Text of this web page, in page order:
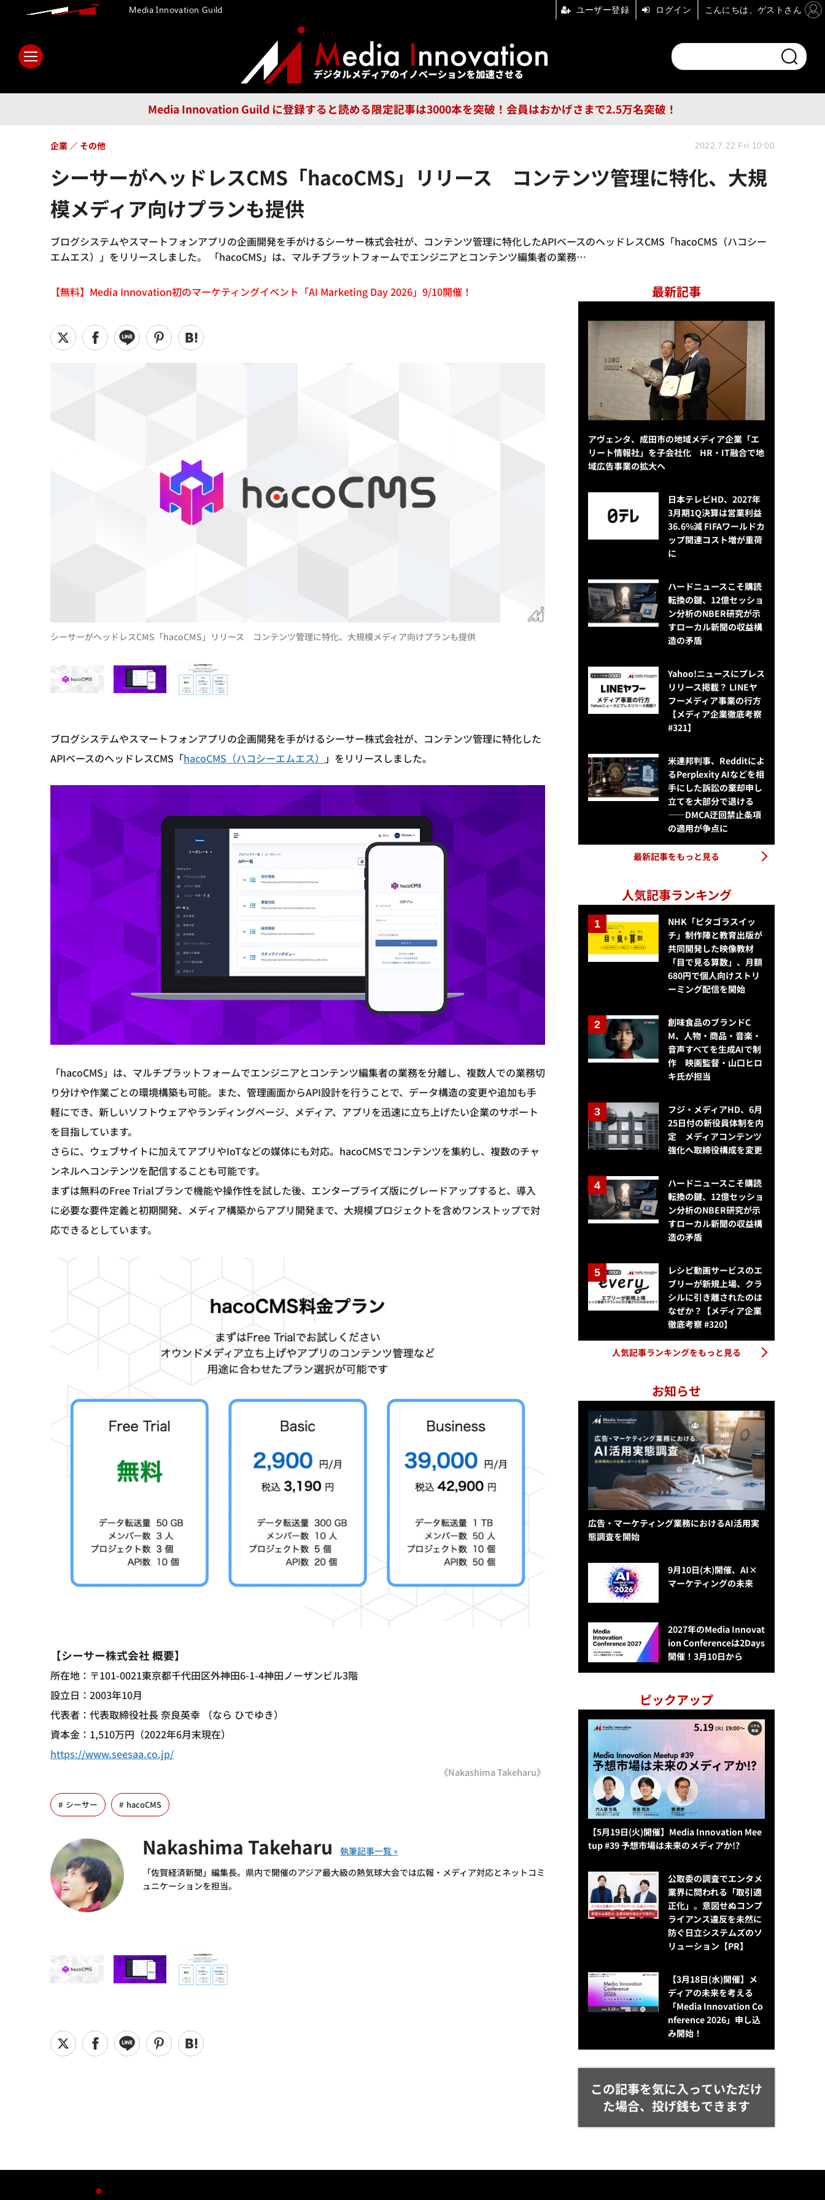
Media Innovation Guild に登録すると読める限定記事は3000本を突破！会員はおかげさまで2.5万名突破！
メディア テクノロジー 広告 企業 特集 ブランドチャンネル
フォーエム その他
シーサーがヘッドレスCMS「hacoCMS」リリース コンテンツ管理に特化、大規
模メディア向けプランも提供
ブログシステムやスマートフォンアプリの企画開発を手がけるシーサー株式会社が、コンテンツ管理に特化したAPIベースのヘッドレスCMS「hacoCMS（ハコシー
エムエス）」をリリースしました。 「hacoCMS」は、マルチプラットフォームでエンジニアとコンテンツ編集者の業務…
企業 その他 2022.7.22 Fri 10:00
【無料】Media Innovation初のマーケティングイベント「AI Marketing Day 2026」9/10開催！
シーサーがヘッドレスCMS「hacoCMS」リリース コンテンツ管理に特化、大規模メディア向けプランも提供
ブログシステムやスマートフォンアプリの企画開発を手がけるシーサー株式会社が、コンテンツ管理に特化した
APIベースのヘッドレスCMS「hacoCMS（ハコシーエムエス） 」をリリースしました。
「hacoCMS」は、マルチプラットフォームでエンジニアとコンテンツ編集者の業務を分離し、複数人での業務切
り分けや作業ごとの環境構築も可能。また、管理画面からAPI設計を行うことで、データ構造の変更や追加も手
軽にでき、新しいソフトウェアやランディングページ、メディア、アプリを迅速に立ち上げたい企業のサポート
を目指しています。
さらに、ウェブサイトに加えてアプリやIoTなどの媒体にも対応。hacoCMSでコンテンツを集約し、複数のチャ
ンネルへコンテンツを配信することも可能です。
まずは無料のFree Trialプランで機能や操作性を試した後、エンタープライズ版にグレードアップすると、導入
に必要な要件定義と初期開発、メディア構築からアプリ開発まで、大規模プロジェクトを含めワンストップで対
応できるとしています。
【シーサー株式会社 概要】
所在地：〒101-0021東京都千代田区外神田6-1-4神田ノーザンビル3階
設立日：2003年10月
代表者：代表取締役社長 奈良英幸 （なら ひでゆき）
資本金：1,510万円（2022年6月末現在）
https://www.seesaa.co.jp/
《Nakashima Takeharu》
シーサー hacoCMS
Nakashima Takeharu
「佐賀経済新聞」編集長。県内で開催のアジア最大級の熱気球大会では広報・メディア対応とネットコミ
ュニケーションを担当。
最新記事
アヴェンタ、成田市の地域メディア企業「エ
リート情報社」を子会社化 HR・IT融合で地
域広告事業の拡大へ
日本テレビHD、2027年
3月期1Q決算は営業利益
36.6%減 FIFAワールドカ
ップ関連コスト増が重荷
に
ハードニュースこそ購読
転換の鍵、12億セッショ
ン分析のNBER研究が示
すローカル新聞の収益構
造の矛盾
Yahoo!ニュースにプレス
リリース掲載？ LINEヤ
フーメディア事業の行方
【メディア企業徹底考察
#321】
米連邦判事、Redditによ
るPerplexity AIなどを相
手にした訴訟の棄却申し
立てを大部分で退ける
——DMCA迂回禁止条項
の適用が争点に
最新記事をもっと見る
人気記事ランキング
NHK「ピタゴラスイッ
チ」制作陣と教育出版が
共同開発した映像教材
「目で見る算数」、月額
680円で個人向けストリ
ーミング配信を開始
創味食品のブランドC
M、人物・商品・音楽・
音声すべてを生成AIで制
作 映画監督・山口ヒロ
キ氏が担当
フジ・メディアHD、6月
25日付の新役員体制を内
定 メディアコンテンツ
強化へ取締役構成を変更
ハードニュースこそ購読
転換の鍵、12億セッショ
ン分析のNBER研究が示
すローカル新聞の収益構
造の矛盾
レシピ動画サービスのエ
ブリーが新規上場、クラ
シルに引き離されたのは
なぜか？【メディア企業
徹底考察 #320】
人気記事ランキングをもっと見る
お知らせ
広告・マーケティング業務におけるAI活用実
態調査を開始
9月10日(木)開催、AI×
マーケティングの未来
2027年のMedia Innovat
ion Conferenceは2Days
開催！3月10日から
ピックアップ
【5月19日(火)開催】Media Innovation Mee
tup #39 予想市場は未来のメディアか!?
公​​取委の調査でエンタメ
業界に問われる「取引適
正化」。意図せぬコンプ
ライアンス違反を未然に
防ぐ日立システムズのソ
リューション​【PR】
【3月18日(水)開催】メ
ディアの未来を考える
「Media Innovation Co
nference 2026」申し込
み開始！
この記事を気に入っていただけ
た場合、投げ銭もできます
Media Innovation Guild ユーザー登録 ログイン こんにちは、ゲストさん